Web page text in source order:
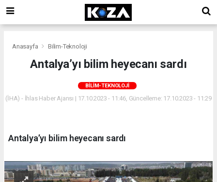
Anasayfa Bilim-Teknoloji
Antalya’yı bilim heyecanı sardı
BILIM-TEKNOLOJI
(İHA) - İhlas Haber Ajansı | 17.10.2023 - 11:46, Güncelleme: 17.10.2023 - 11:29
Antalya’yı bilim heyecanı sardı